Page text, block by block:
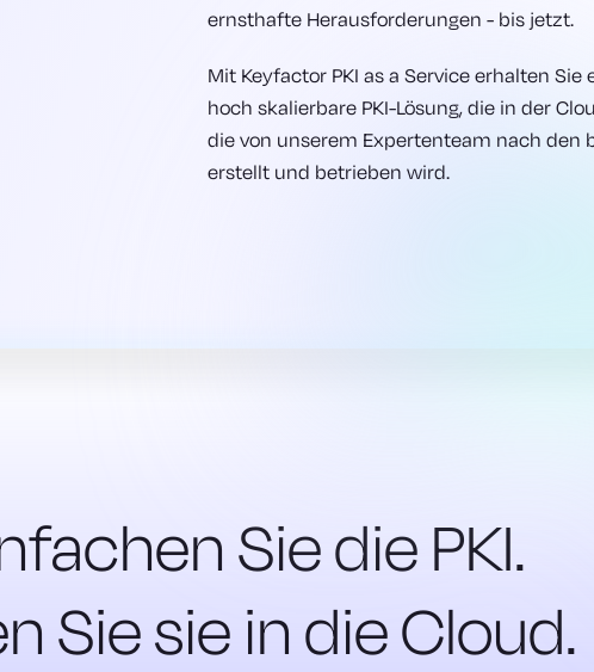
ernsthafte Herausforderungen - bis jetzt.
Mit Keyfactor PKI as a Service erhalten
hoch skalierbare PKI-Lösung, die in der
die von unserem Expertenteam nach den
erstellt und betrieben wird.
Sie die PKI.
Sie sie in die Cloud.